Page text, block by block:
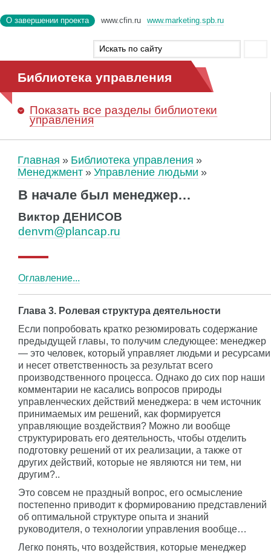
О завершении проекта www.cfin.ru www.marketing.spb.ru
Библиотека управления
Показать все разделы библиотеки
управления
Главная
Библиотека управления
Менеджмент
Управление людьми
В начале был менеджер…
Виктор ДЕНИСОВ
denvm@plancap.ru
Оглавление...
Глава 3. Ролевая структура деятельности
Если попробовать кратко резюмировать содержание
предыдущей главы, то получим следующее: менеджер
— это человек, который управляет людьми и ресурсами
и несет ответственность за результат всего
производственного процесса. Однако до сих пор наши
комментарии не касались вопросов природы
управленческих действий менеджера: в чем источник
принимаемых им решений, как формируется
управляющие воздействия? Можно ли вообще
структурировать его деятельность, чтобы отделить
подготовку решений от их реализации, а также от
других действий, которые не являются ни тем, ни
другим?..
Это совсем не праздный вопрос, его осмысление
постепенно приводит к формированию представлений
об оптимальной структуре опыта и знаний
руководителя, о технологии управления вообще…
Легко понять, что воздействия, которые менеджер